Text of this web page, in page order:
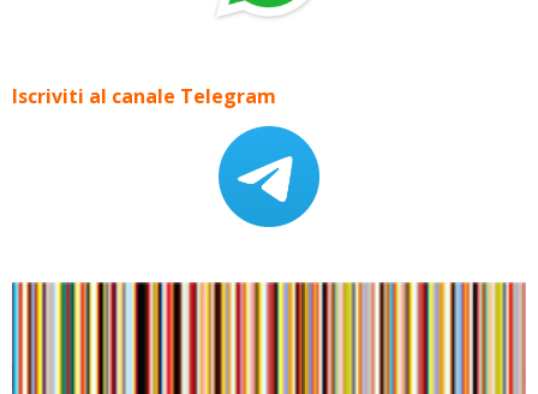
Iscriviti al canale Telegram